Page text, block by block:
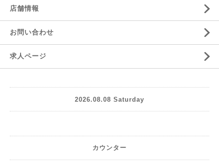
店舗情報
お問い合わせ
求人ページ
2026.08.08 Saturday
カウンター